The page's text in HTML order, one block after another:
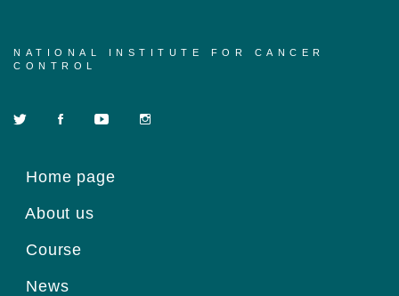
NATIONAL INSTITUTE FOR CANCER
CONTROL
Home page
About us
Course
News